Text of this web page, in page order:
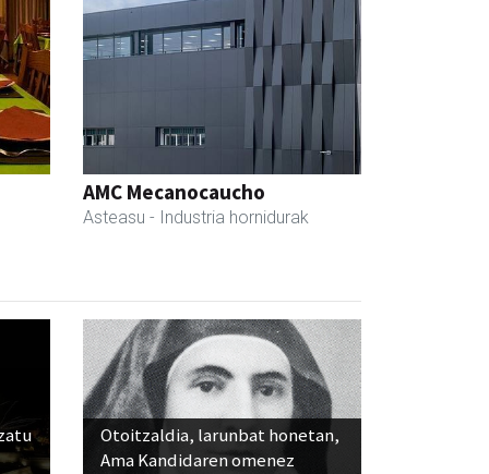
AMC Mecanocaucho
Asteasu - Industria hornidurak
Otoitzaldia, larunbat honetan,
Ama Kandidaren omenez